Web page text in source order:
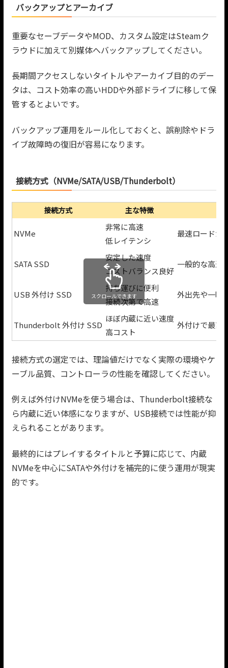
バックアップとアーカイブ
重要なセーブデータやMOD、カスタム設定はSteamク
ラウドに加えて別媒体へバックアップしてください。
長期間アクセスしないタイトルやアーカイブ目的のデー
タは、コスト効率の高いHDDや外部ドライブに移して保
管するとよいです。
バックアップ運用をルール化しておくと、誤削除やドラ
イブ故障時の復旧が容易になります。
接続方式（NVMe/SATA/USB/Thunderbolt）
接続方式 主な特徴
NVMe
非常に高速
低レイテンシ
最速ロードが
SATA SSD
安定した速度
コストバランス良好
一般的な高速
USB 外付け SSD
持ち運びに便利
接続次第で高速
外出先や一時
Thunderbolt 外付け SSD
ほぼ内蔵に近い速度
高コスト
外付けで最高
スクロールできます
接続方式の選定では、理論値だけでなく実際の環境やケ
ーブル品質、コントローラの性能を確認してください。
例えば外付けNVMeを使う場合は、Thunderbolt接続な
ら内蔵に近い体感になりますが、USB接続では性能が抑
えられることがあります。
最終的にはプレイするタイトルと予算に応じて、内蔵
NVMeを中心にSATAや外付けを補完的に使う運用が現実
的です。